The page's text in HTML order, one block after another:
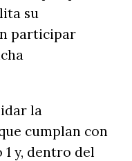
su
participar
la
cumplan con
y, dentro del